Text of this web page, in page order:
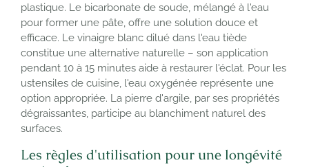
plastique. Le bicarbonate de soude, mélangé à l'eau
pour former une pâte, offre une solution douce et
efficace. Le vinaigre blanc dilué dans l'eau tiède
constitue une alternative naturelle – son application
pendant 10 à 15 minutes aide à restaurer l'éclat. Pour les
ustensiles de cuisine, l'eau oxygénée représente une
option appropriée. La pierre d'argile, par ses propriétés
dégraissantes, participe au blanchiment naturel des
surfaces.
Les règles d'utilisation pour une longévité